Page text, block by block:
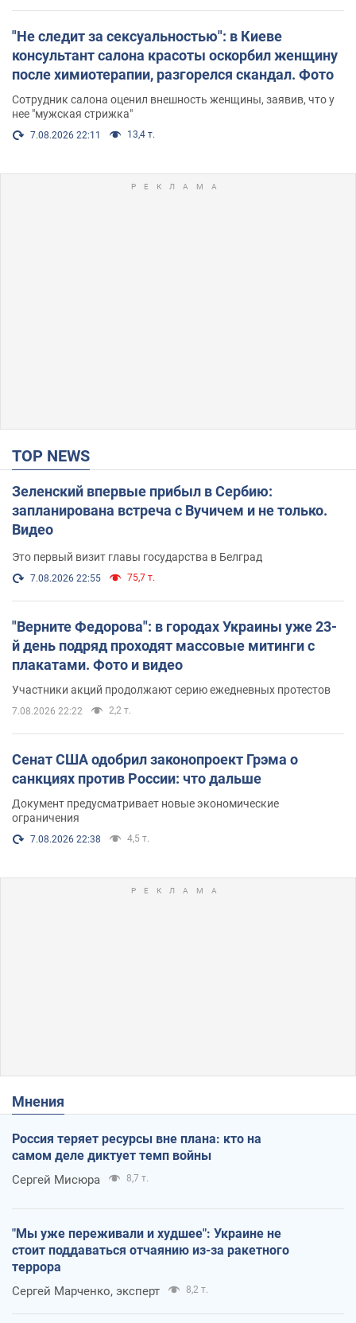
"Не следит за сексуальностью": в Киеве
консультант салона красоты оскорбил женщину
после химиотерапии, разгорелся скандал. Фото
Сотрудник салона оценил внешность женщины, заявив, что у
нее "мужская стрижка"
7.08.2026 22:11 13,4 т.
TOP NEWS
Зеленский впервые прибыл в Сербию:
запланирована встреча с Вучичем и не только.
Видео
Это первый визит главы государства в Белград
7.08.2026 22:55 75,7 т.
"Верните Федорова": в городах Украины уже 23-
й день подряд проходят массовые митинги с
плакатами. Фото и видео
Участники акций продолжают серию ежедневных протестов
7.08.2026 22:22 2,2 т.
Сенат США одобрил законопроект Грэма о
санкциях против России: что дальше
Документ предусматривает новые экономические
ограничения
7.08.2026 22:38 4,5 т.
Мнения
Россия теряет ресурсы вне плана: кто на
самом деле диктует темп войны
Сергей Мисюра 8,7 т.
"Мы уже переживали и худшее": Украине не
стоит поддаваться отчаянию из-за ракетного
террора
Сергей Марченко, эксперт 8,2 т.